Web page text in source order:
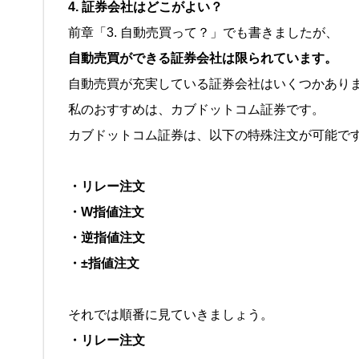
4. 証券会社はどこがよい？
前章「3. 自動売買って？」でも書きましたが、
自動売買ができる証券会社は限られています。
自動売買が充実している証券会社はいくつかあり
私のおすすめは、カブドットコム証券です。
カブドットコム証券は、以下の特殊注文が可能です
・リレー注文
・W指値注文
・逆指値注文
・±指値注文
それでは順番に見ていきましょう。
・リレー注文